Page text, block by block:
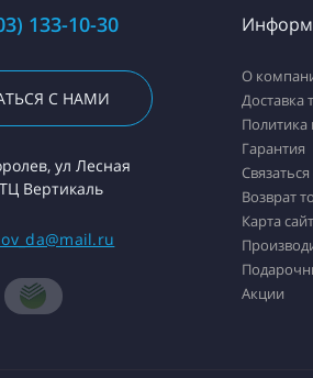
133-10-30
С НАМИ
ул Лесная
Вертикаль
О
Доставка
Политика
Гарантия
Возврат
Карта
Акции